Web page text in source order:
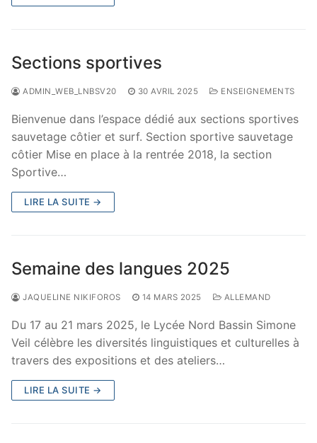
Sections sportives
ADMIN_WEB_LNBSV20 30 AVRIL 2025 ENSEIGNEMENTS
Bienvenue dans l’espace dédié aux sections sportives
sauvetage côtier et surf. Section sportive sauvetage
côtier Mise en place à la rentrée 2018, la section
Sportive…
LIRE LA SUITE →
Semaine des langues 2025
JAQUELINE NIKIFOROS 14 MARS 2025 ALLEMAND
Du 17 au 21 mars 2025, le Lycée Nord Bassin Simone
Veil célèbre les diversités linguistiques et culturelles à
travers des expositions et des ateliers…
LIRE LA SUITE →